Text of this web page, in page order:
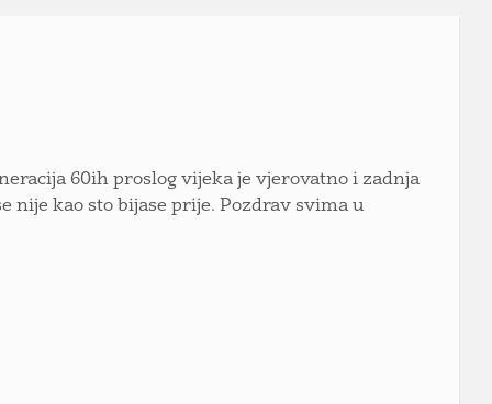
60ih proslog vijeka je vjerovatno i zadnja
nije kao sto bijase prije. Pozdrav svima u